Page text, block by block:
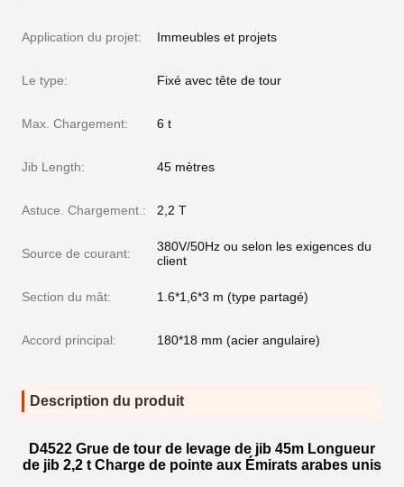
Application du projet: Immeubles et projets
Le type: Fixé avec tête de tour
Max. Chargement: 6 t
Jib Length: 45 mètres
Astuce. Chargement.: 2,2 T
Source de courant:
380V/50Hz ou selon les exigences du
client
Section du mât: 1.6*1,6*3 m (type partagé)
Accord principal: 180*18 mm (acier angulaire)
Description du produit
D4522 Grue de tour de levage de jib 45m Longueur
de jib 2,2 t Charge de pointe aux Émirats arabes unis